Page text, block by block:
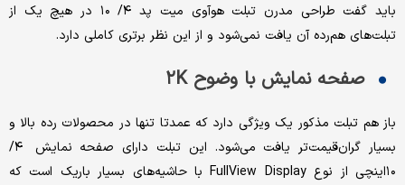
باید گفت طراحی مدرن تبلت هوآوی میت پد ۴/ ۱۰ در هیچ یک از
تبلت‌های هم‌رده آن یافت نمی‌شود و از این نظر برتری کاملی دارد.
صفحه نمایش با وضوح ۲K
باز هم تبلت مذکور یک ویژگی دارد که عمدتا تنها در محصولات رده بالا و
بسیار گران‌قیمت‌تر یافت می‌شود. این تبلت دارای صفحه نمایش ۴/
۱۰اینچی از نوع FullView Display با حاشیه‌های بسیار باریک است که